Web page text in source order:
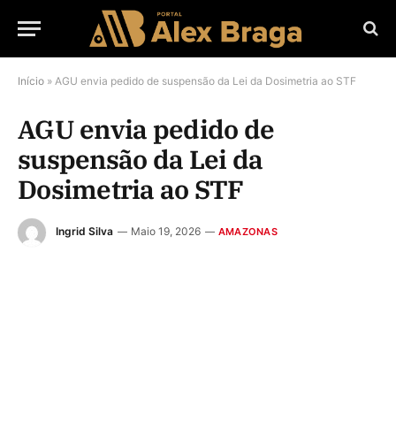
Início » AGU envia pedido de suspensão da Lei da Dosimetria ao STF
AGU envia pedido de
suspensão da Lei da
Dosimetria ao STF
Ingrid Silva Maio 19, 2026 AMAZONAS